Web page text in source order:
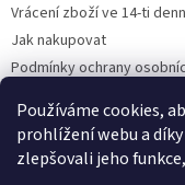
Používáme cookies,
prohlížení webu a
zlepšovali jeho
Vrácení zboží ve 14-ti
Jak nakupovat
Podmínky ochrany
ZPĚTNÝ ODBĚR